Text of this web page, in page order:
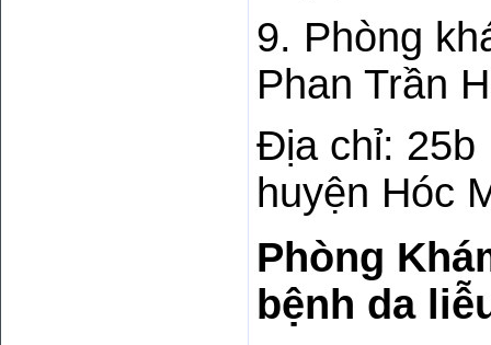
9. Phòng
Phan Trần
Địa chỉ: 25b
huyện Hóc
Phòng
bệnh da